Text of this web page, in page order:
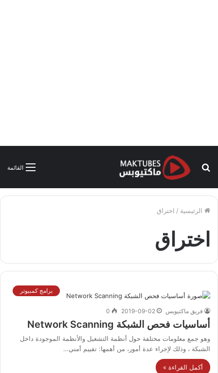
القائمة
بحث
الرئيسية / اختراق
اختراق
برامج كمبيوتر
فريق ماكتيوبس 2019-09-02
0
أساسيات فحص الشبكة Network Scanning
وهو جمع معلومات مختلفة حول أنظمة التشغيل والأنظمة الموجودة داخل
الشبكة ، وذلك لإجراء عدة أمور، من أهمها: تقييم أمني…
أكمل القراءة »